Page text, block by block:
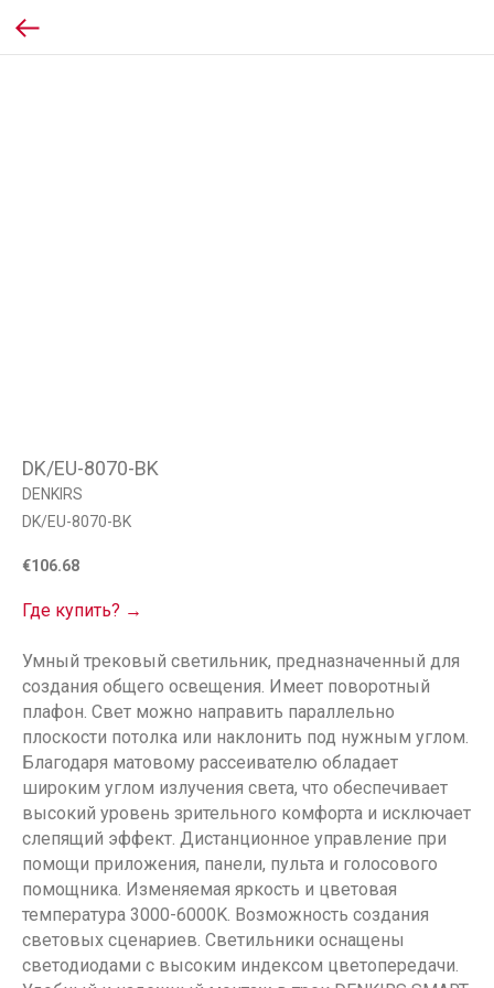
DK/EU-8070-BK
DENKIRS
DK/EU-8070-BK
€106.68
Где купить? →
Умный трековый светильник, предназначенный для
создания общего освещения. Имеет поворотный
плафон. Свет можно направить параллельно
плоскости потолка или наклонить под нужным углом.
Благодаря матовому рассеивателю обладает
широким углом излучения света, что обеспечивает
высокий уровень зрительного комфорта и исключает
слепящий эффект. Дистанционное управление при
помощи приложения, панели, пульта и голосового
помощника. Изменяемая яркость и цветовая
температура 3000-6000K. Возможность создания
световых сценариев. Светильники оснащены
светодиодами с высоким индексом цветопередачи.